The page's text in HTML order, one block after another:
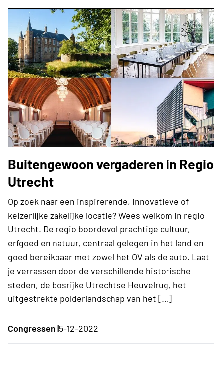
Buitengewoon vergaderen in Regio
Utrecht
Op zoek naar een inspirerende, innovatieve of
keizerlijke zakelijke locatie? Wees welkom in regio
Utrecht. De regio boordevol prachtige cultuur,
erfgoed en natuur, centraal gelegen in het land en
goed bereikbaar met zowel het OV als de auto. Laat
je verrassen door de verschillende historische
steden, de bosrijke Utrechtse Heuvelrug, het
uitgestrekte polderlandschap van het […]
Congressen |5-12-2022